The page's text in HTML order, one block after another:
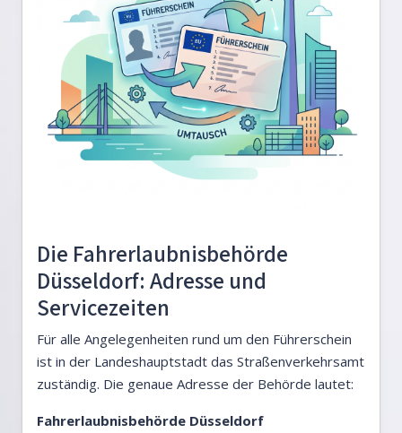
Die Fahrerlaubnisbehörde
Düsseldorf: Adresse und
Servicezeiten
Für alle Angelegenheiten rund um den Führerschein
ist in der Landeshauptstadt das Straßenverkehrsamt
zuständig. Die genaue Adresse der Behörde lautet:
Fahrerlaubnisbehörde Düsseldorf